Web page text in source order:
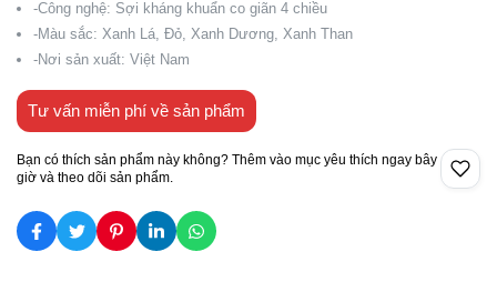
-Công nghệ: Sợi kháng khuẩn co giãn 4 chiều
-Màu sắc: Xanh Lá, Đỏ, Xanh Dương, Xanh Than
-Nơi sản xuất: Việt Nam
Tư vấn miễn phí về sản phẩm
Bạn có thích sản phẩm này không? Thêm vào mục yêu thích ngay bây
giờ và theo dõi sản phẩm.